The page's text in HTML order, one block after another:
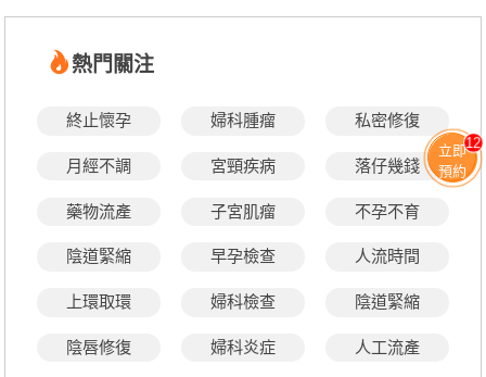
熱門關注
終止懷孕 婦科腫瘤 私密修復
月經不調 宮頸疾病 落仔幾錢
藥物流產 子宮肌瘤 不孕不育
陰道緊縮 早孕檢查 人流時間
上環取環 婦科檢查 陰道緊縮
陰唇修復 婦科炎症 人工流產
立即
預約
12